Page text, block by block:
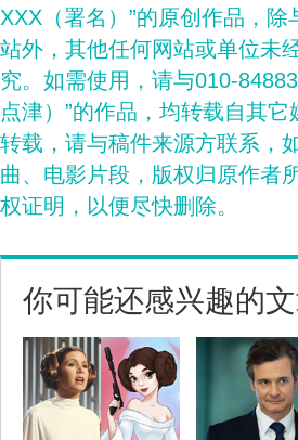
XXX（署名）”的原创作品，
站外，其他任何网站或单位未
究。如需使用，请与010-
点津）”的作品，均转载自其
转载，请与稿件来源方联系，
曲、电影片段，版权归原作者
权证明，以便尽快删除。
你可能还感兴趣的